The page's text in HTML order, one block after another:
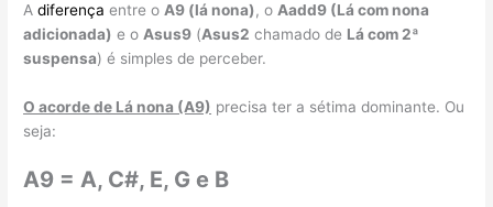
Adiferença entre oA9 (lá nona), oAadd9 (Lá com nona
adicionada) e oAsus9 (Asus2 chamado de Lá com 2ª
suspensa) é simples de perceber.
O acorde de Lá nona (A9) precisa ter a sétima dominante. Ou
seja:
A9 = A, C#, E, G e B